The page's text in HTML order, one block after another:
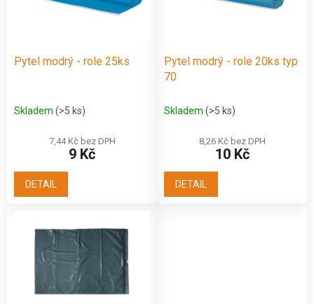
Pytel modrý - role 25ks
Skladem (>5 ks)
7,44 Kč bez DPH
9 Kč
DETAIL
Pytel modrý - role 20ks typ
70
Skladem (>5 ks)
8,26 Kč bez DPH
10 Kč
DETAIL